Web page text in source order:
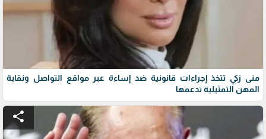
منى زكي تتخذ إجراءات قانونية ضد إساءة عبر مواقع التواصل ونقابة
المهن التمثيلية تدعمها
share